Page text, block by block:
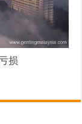
损